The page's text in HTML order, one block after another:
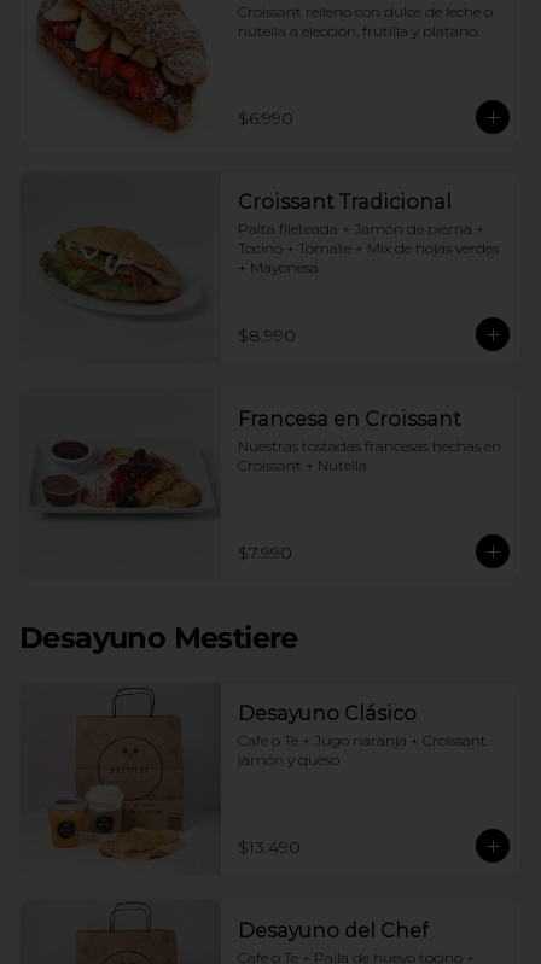
Croissant relleno con dulce de leche o
nutella a elección, frutilla y platano.
$6.990
Croissant Tradicional
Palta fileteada + Jamón de pierna +
Tocino + Tomate + Mix de hojas verdes
+ Mayonesa
$8.990
Francesa en Croissant
Nuestras tostadas francesas hechas en
Croissant + Nutella
$7.990
Desayuno Mestiere
Desayuno Clásico
Cafe o Te + Jugo naranja + Croissant
jamón y queso
$13.490
Desayuno del Chef
Cafe o Te + Paila de huevo tocino +